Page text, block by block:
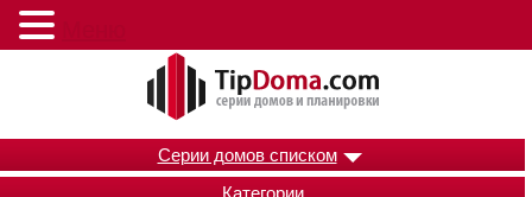
Серии домов списком
Категории